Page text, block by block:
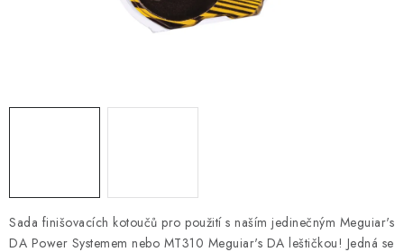
PRODÁVANÉ ZNAČKY
Sada finišovacích kotoučů pro použití s naším jedinečným Meguiar's
DA Power Systemem nebo MT310 Meguiar's DA leštičkou! Jedná se